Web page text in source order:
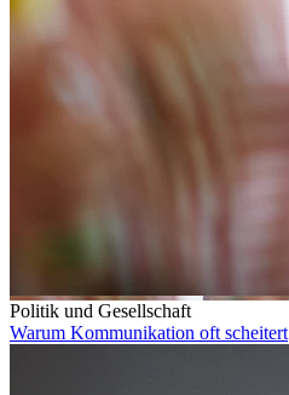
Politik und Gesellschaft
Warum Kommunikation oft scheitert